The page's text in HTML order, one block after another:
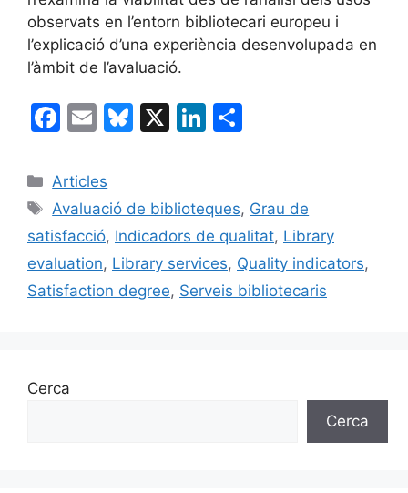
observats en l’entorn bibliotecari europeu i
l’explicació d’una experiència desenvolupada en
l’àmbit de l’avaluació.
F
c
e
b
o
o
E
ai
l
Bl
s
k
y
X
Li
e
dI
n
p
ar
te
ix
Categories
Articles
Etiquetes
Avaluació de biblioteques, Grau de
satisfacció, Indicadors de qualitat, Library
evaluation, Library services, Quality indicators,
Satisfaction degree, Serveis bibliotecaris
Cerca
Cerca